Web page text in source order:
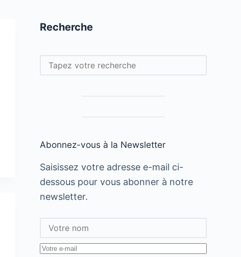
Recherche
Rechercher
Abonnez-vous à la Newsletter
Saisissez votre adresse e-mail ci-
dessous pour vous abonner à notre
newsletter.